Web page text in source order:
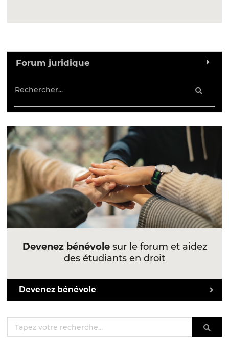
Forum juridique
Devenez bénévolesur le forum et aidez
des étudiants en droit
Devenez bénévole